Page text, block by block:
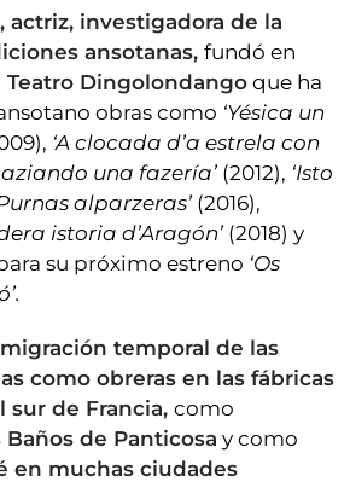
actriz, investigadora de la
ansotanas, fundó en
Teatro Dingolondango que ha
obras como ‘Yésica un
‘A clocada d’a estrela con
una fazería’ (2012), ‘Isto
alparzeras’ (2016),
istoria d’Aragón’ (2018) y
su próximo estreno ‘Os
temporal de las
como obreras en las fábricas
sur de Francia, como
de Panticosa y como
en muchas ciudades